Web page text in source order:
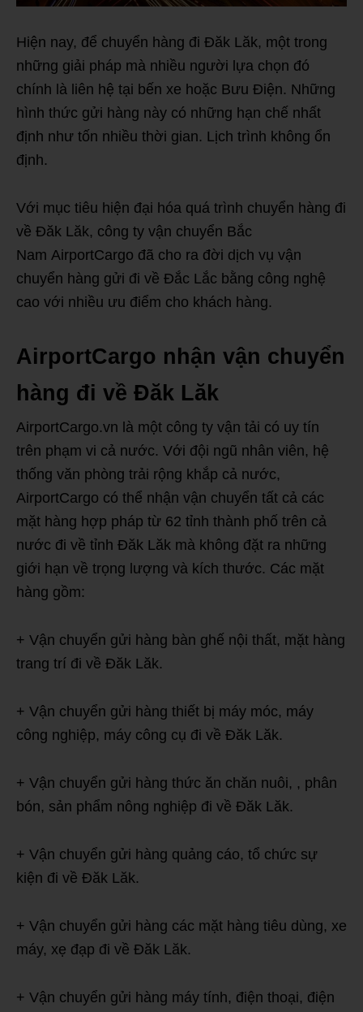
Hiện nay, để chuyển hàng đi Đăk Lăk, một trong
những giải pháp mà nhiều người lựa chọn đó
chính là liên hệ tại bến xe hoặc Bưu Điện. Những
hình thức gửi hàng này có những hạn chế nhất
định như tốn nhiều thời gian. Lịch trình không ổn
định.
Với mục tiêu hiện đại hóa quá trình chuyển hàng đi
về Đăk Lăk, công ty vận chuyển Bắc
Nam AirportCargo đã cho ra đời dịch vụ vận
chuyển hàng gửi đi về Đắc Lắc bằng công nghệ
cao với nhiều ưu điểm cho khách hàng.
AirportCargo nhận vận chuyển
hàng đi về Đăk Lăk
AirportCargo.vn là một công ty vận tải có uy tín
trên phạm vi cả nước. Với đội ngũ nhân viên, hệ
thống văn phòng trải rộng khắp cả nước,
AirportCargo có thể nhận vận chuyển tất cả các
mặt hàng hợp pháp từ 62 tỉnh thành phố trên cả
nước đi về tỉnh Đăk Lăk mà không đặt ra những
giới hạn về trọng lượng và kích thước. Các mặt
hàng gồm:
+ Vận chuyển gửi hàng bàn ghế nội thất, mặt hàng
trang trí đi về Đăk Lăk.
+ Vận chuyển gửi hàng thiết bị máy móc, máy
công nghiệp, máy công cụ đi về Đăk Lăk.
+ Vận chuyển gửi hàng thức ăn chăn nuôi, , phân
bón, sản phẩm nông nghiệp đi về Đăk Lăk.
+ Vận chuyển gửi hàng quảng cáo, tổ chức sự
kiện đi về Đăk Lăk.
+ Vận chuyển gửi hàng các mặt hàng tiêu dùng, xe
máy, xẹ đạp đi về Đăk Lăk.
+ Vận chuyển gửi hàng máy tính, điện thoại, điện